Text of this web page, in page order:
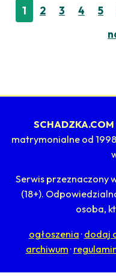
1 2 3 4 5
SCHADZKA.COM
matrymonialne od
Serwis przeznaczony
(18+).
osoba,
ogłoszenia · dodaj
archiwum ·